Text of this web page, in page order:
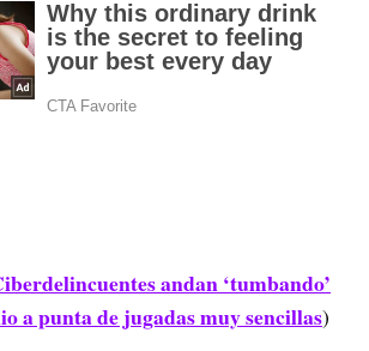
andan ‘tumbando’
a punta de jugadas muy sencillas)